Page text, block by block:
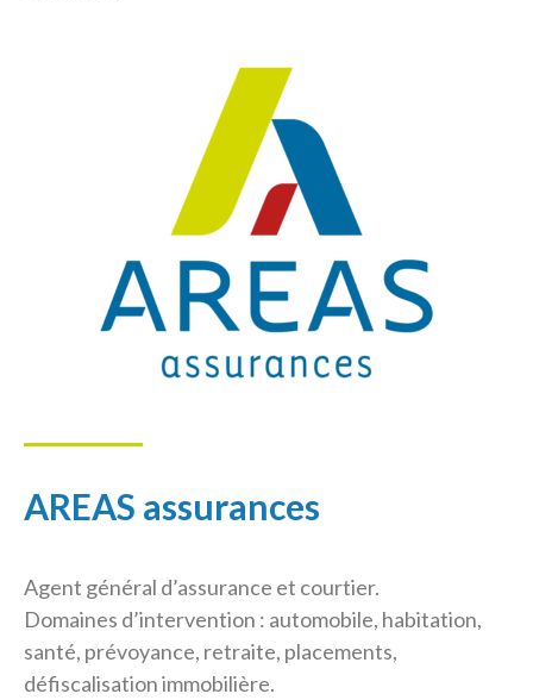
AREAS assurances
Agent général d’assurance et courtier.
Domaines d’intervention : automobile, habitation,
santé, prévoyance, retraite, placements,
défiscalisation immobilière.